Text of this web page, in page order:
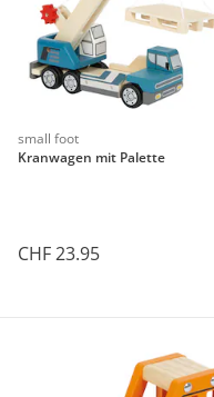
small foot
Kranwagen mit Palette
CHF 23.95